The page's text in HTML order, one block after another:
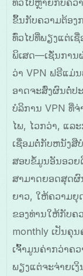
ທົ່ວໄປຫຼາຍກັບຄວ
ຂຶ້ນກັບຄວາມຕ້ອງ
ທົ່ວໄປທີ່ພຽງແຕ່ເ
ພິເສດ—ເຊັ່ນການ
ວ່າ VPN ຟຣີແມ່
ອາດຈະສົ່ງຜົນຕໍ່ປ
ບໍລິການ VPN ທີ່
ໄພ, ໄວກວ່າ, ແລ
ເຊື່ອມຕໍ່ກັບຫນັງສື
ສອບຂໍ້ມູນອັນອວຍ
ສາມາດຍອດສຸດຜົ
ຍາວ, ໃຫ້ຄວາມຍຸ
ຂອງທ່ານໃຫ້ກັບຄ
monthly ເປັນຄຸ
ເຈົ້າມູນຄ່າກວ່າຄ
ພຽງແຕ່ຈະຈ່າຍເ